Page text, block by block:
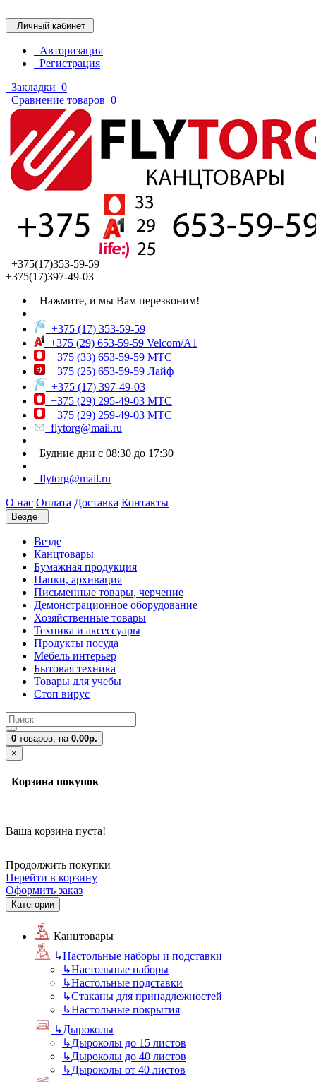
Личный кабинет
Авторизация
Регистрация
Закладки 0
Сравнение товаров 0
+375(17)353-59-59
+375(17)397-49-03
Нажмите, и мы Вам перезвоним!
+375 (17) 353-59-59
+375 (29) 653-59-59 Velcom/A1
+375 (33) 653-59-59 МТС
+375 (25) 653-59-59 Лайф
+375 (17) 397-49-03
+375 (29) 295-49-03 МТС
+375 (29) 259-49-03 МТС
flytorg@mail.ru
Будние дни с 08:30 до 17:30
flytorg@mail.ru
О нас Оплата Доставка Контакты
Везде
Везде
Канцтовары
Бумажная продукция
Папки, архивация
Письменные товары, черчение
Демонстрационное оборудование
Хозяйственные товары
Техника и аксессуары
Продукты посуда
Мебель интерьер
Бытовая техника
Товары для учебы
Стоп вирус
0 товаров, на 0.00р.
×
Корзина покупок
Ваша корзина пуста!
Продолжить покупки
Перейти в корзину
Оформить заказ
Категории
Канцтовары
↳Настольные наборы и подставки
↳Настольные наборы
↳Настольные подставки
↳Стаканы для принадлежностей
↳Настольные покрытия
↳Дыроколы
↳Дыроколы до 15 листов
↳Дыроколы до 40 листов
↳Дыроколы от 40 листов